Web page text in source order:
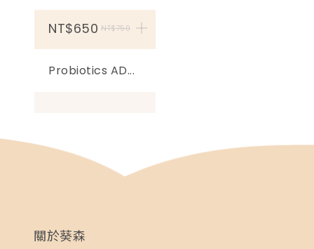
NT$650 NT$750
Probiotics AD...
關於葵森